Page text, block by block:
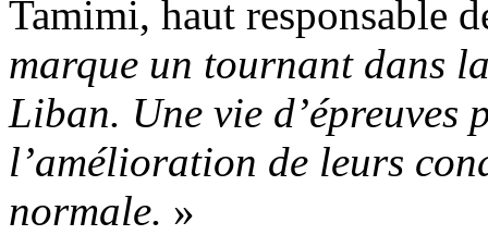
Tamimi, haut responsable
marque un tournant dans
Liban. Une vie d’épreuves
l’amélioration de leurs
normale. »